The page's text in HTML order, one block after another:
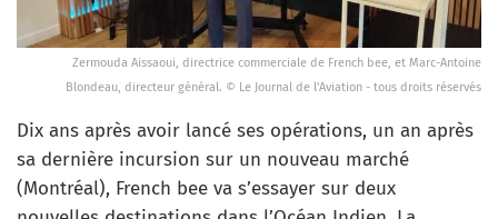
Zermouda Aissaoui, directrice commerciale de French bee, et Marc-Antoine
Blondeau, directeur général. © Le Journal de l'Aviation - tous droits réservés
Dix ans après avoir lancé ses opérations, un an après
sa dernière incursion sur un nouveau marché
(Montréal), French bee va s’essayer sur deux